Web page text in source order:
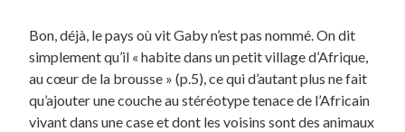
Bon, déjà, le pays où vit Gaby n’est pas nommé. On dit
simplement qu’il « habite dans un petit village d’Afrique,
au cœur de la brousse » (p.5), ce qui d’autant plus ne fait
qu’ajouter une couche au stéréotype tenace de l’Africain
vivant dans une case et dont les voisins sont des animaux